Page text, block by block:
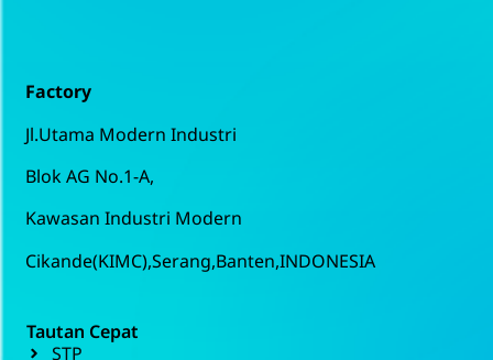
Factory
Jl.Utama Modern Industri
Blok AG No.1-A,
Kawasan Industri Modern
Cikande(KIMC),Serang,Banten,INDONESIA
Tautan Cepat
STP